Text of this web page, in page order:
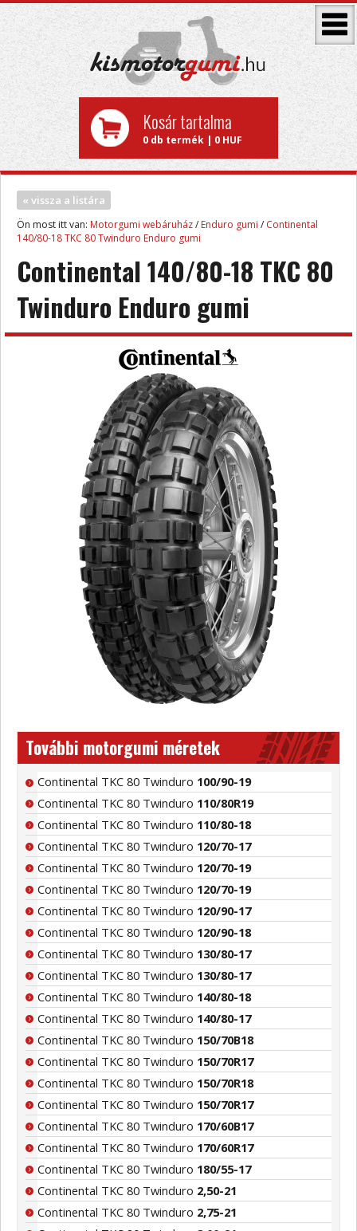
Kosár tartalma
0 db termék | 0 HUF
« vissza a listára
Ön most itt van: Motorgumi webáruház/ Enduro gumi / Continental
140/80-18 TKC 80 Twinduro Enduro gumi
Continental 140/80-18 TKC 80
Twinduro Enduro gumi
További motorgumi méretek
Continental TKC 80 Twinduro 100/90-19
Continental TKC 80 Twinduro 110/80R19
Continental TKC 80 Twinduro 110/80-18
Continental TKC 80 Twinduro 120/70-17
Continental TKC 80 Twinduro 120/70-19
Continental TKC 80 Twinduro 120/70-19
Continental TKC 80 Twinduro 120/90-17
Continental TKC 80 Twinduro 120/90-18
Continental TKC 80 Twinduro 130/80-17
Continental TKC 80 Twinduro 130/80-17
Continental TKC 80 Twinduro 140/80-18
Continental TKC 80 Twinduro 140/80-17
Continental TKC 80 Twinduro 150/70B18
Continental TKC 80 Twinduro 150/70R17
Continental TKC 80 Twinduro 150/70R18
Continental TKC 80 Twinduro 150/70R17
Continental TKC 80 Twinduro 170/60B17
Continental TKC 80 Twinduro 170/60R17
Continental TKC 80 Twinduro 180/55-17
Continental TKC 80 Twinduro 2,50-21
Continental TKC 80 Twinduro 2,75-21